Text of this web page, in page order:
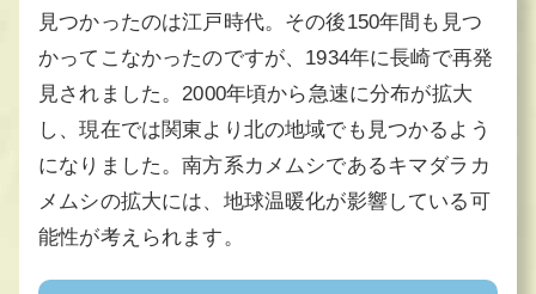
見つかったのは江戸時代。その後150年間も見つ
かってこなかったのですが、1934年に長崎で再発
見されました。2000年頃から急速に分布が拡大
し、現在では関東より北の地域でも見つかるよう
になりました。南方系カメムシであるキマダラカ
メムシの拡大には、地球温暖化が影響している可
能性が考えられます。